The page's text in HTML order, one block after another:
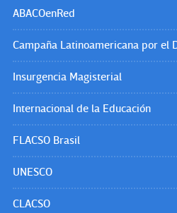
ABACOenRed
Campaña Latinoamericana por el
Insurgencia Magisterial
Internacional de la Educación
FLACSO Brasil
UNESCO
CLACSO